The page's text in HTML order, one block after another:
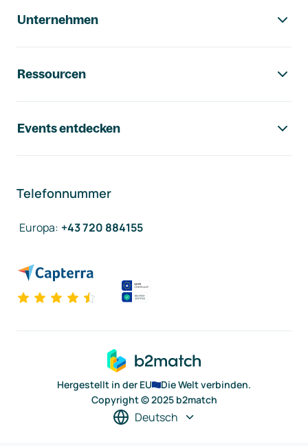
Unternehmen
Ressourcen
Events entdecken
Telefonnummer
Europa: +43 720 884155
Hergestellt in der EU
Die Welt verbinden.
Copyright © 2025 b2match
Deutsch